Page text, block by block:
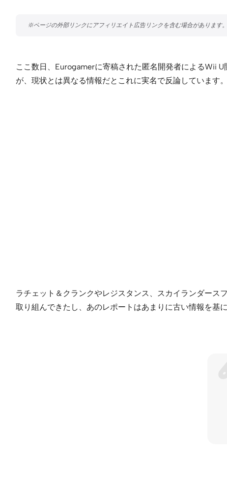
ここ数日、Eurogamerに寄稿された匿名開発者によるWii
が、現状とは異なる情報だとこれに実名で反論しています。
ラチェット＆クランクやレジスタンス、スカイランダー
取り組んできたし、あのレポートはあまりに古い情報を基